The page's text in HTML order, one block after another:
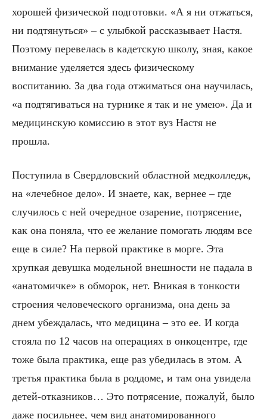
хорошей физической подготовки. «А я ни отжаться,
ни подтянуться» – с улыбкой рассказывает Настя.
Поэтому перевелась в кадетскую школу, зная, какое
внимание уделяется здесь физическому
воспитанию. За два года отжиматься она научилась,
«а подтягиваться на турнике я так и не умею». Да и
медицинскую комиссию в этот вуз Настя не
прошла.
Поступила в Свердловский областной медколледж,
на «лечебное дело». И знаете, как, вернее – где
случилось с ней очередное озарение, потрясение,
как она поняла, что ее желание помогать людям все
еще в силе? На первой практике в морге. Эта
хрупкая девушка модельной внешности не падала в
«анатомичке» в обморок, нет. Вникая в тонкости
строения человеческого организма, она день за
днем убеждалась, что медицина – это ее. И когда
стояла по 12 часов на операциях в онкоцентре, где
тоже была практика, еще раз убедилась в этом. А
третья практика была в роддоме, и там она увидела
детей-отказников… Это потрясение, пожалуй, было
даже посильнее, чем вид анатомированного